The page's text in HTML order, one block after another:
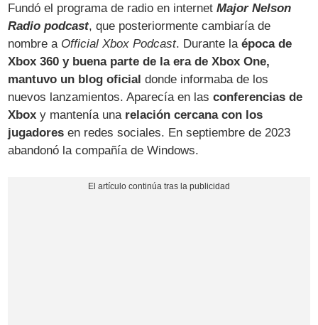
Fundó el programa de radio en internetMajor Nelson
Radio podcast, que posteriormente cambiaría de
nombre a Official Xbox Podcast. Durante laépoca de
Xbox 360 y buena parte de la era de Xbox One,
mantuvo un blog oficial donde informaba de los
nuevos lanzamientos. Aparecía en lasconferencias de
Xbox y mantenía una relación cercana con los
jugadores en redes sociales. En septiembre de 2023
abandonó la compañía de Windows.